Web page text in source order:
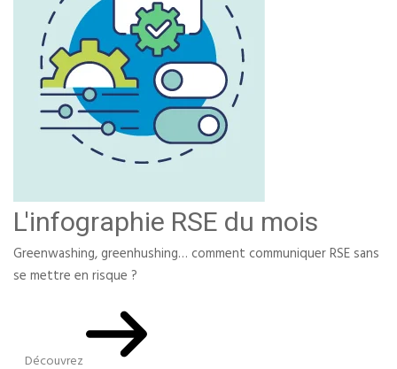
L'infographie RSE du mois
Greenwashing, greenhushing… comment communiquer RSE sans
se mettre en risque ?
Découvrez